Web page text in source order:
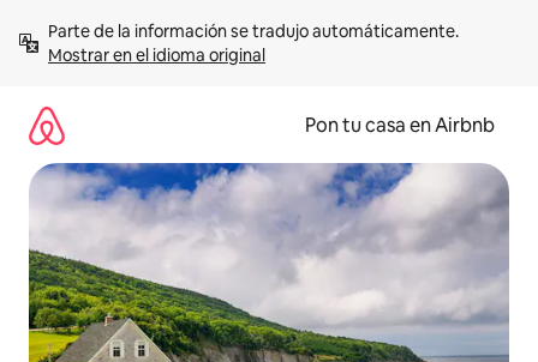
contenidoMostrar en el idioma original
Pon tu casa en Airbnb